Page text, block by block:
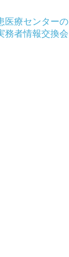
療センターの
務者情報交換会